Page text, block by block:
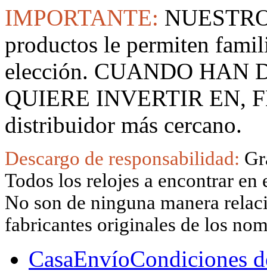
IMPORTANTE:
productos le permiten
elección. CUANDO HAN
QUIERE INVERTIR EN,
distribuidor más cercano.
Descargo de responsabilidad:
Todos los relojes a encontrar
No son de ninguna manera
fabricantes originales de los
CasaEnvíoCondiciones